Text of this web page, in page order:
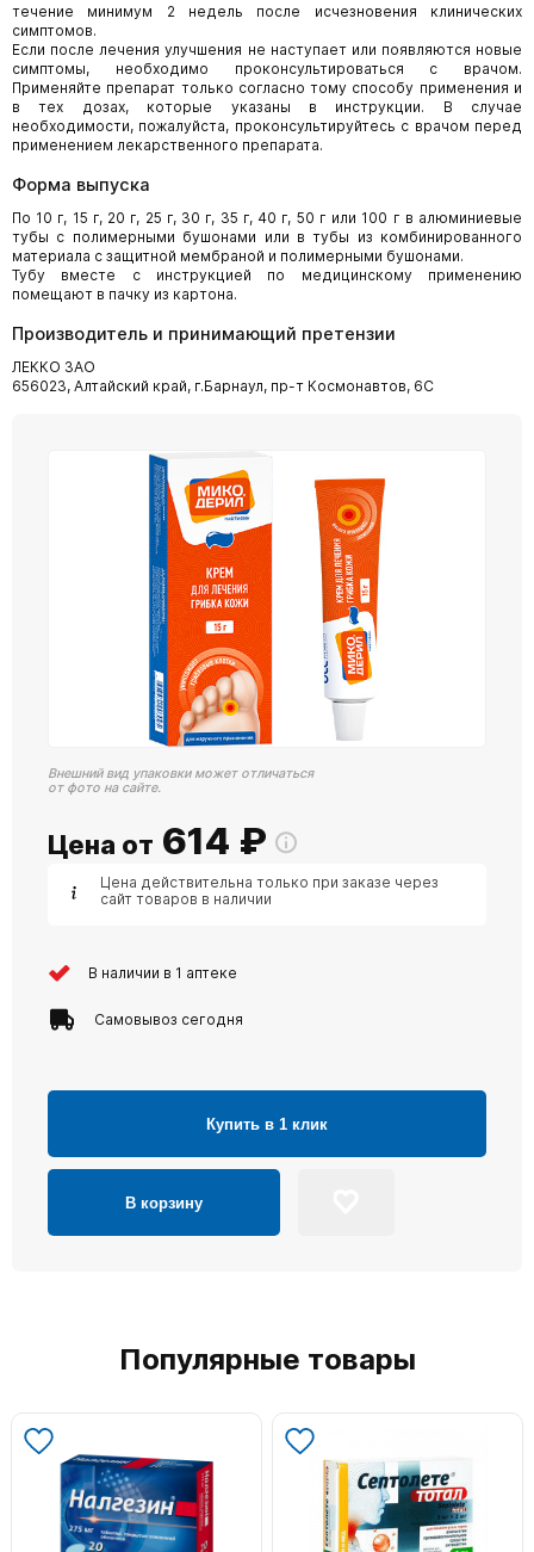
течение минимум 2 недель после исчезновения клинических
симптомов.
Если после лечения улучшения не наступает или появляются новые
симптомы, необходимо проконсультироваться с врачом.
Применяйте препарат только согласно тому способу применения и
в тех дозах, которые указаны в инструкции. В случае
необходимости, пожалуйста, проконсультируйтесь с врачом перед
применением лекарственного препарата.
Форма выпуска
По 10 г, 15 г, 20 г, 25 г, 30 г, 35 г, 40 г, 50 г или 100 г в алюминиевые
тубы с полимерными бушонами или в тубы из комбинированного
материала с защитной мембраной и полимерными бушонами.
Тубу вместе с инструкцией по медицинскому применению
помещают в пачку из картона.
Производитель и принимающий претензии
ЛЕККО ЗАО
656023, Алтайский край, г.Барнаул, пр-т Космонавтов, 6С
Внешний вид упаковки может отличаться
от фото на сайте.
Цена от 614 ₽
Цена действительна только при заказе через
сайт товаров в наличии
В наличии в 1 аптеке
Самовывоз сегодня
Купить в 1 клик
В корзину
Популярные товары